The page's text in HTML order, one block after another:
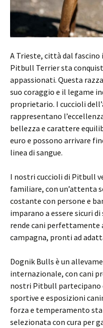
A Trieste, città dal fascino
Pitbull Terrier sta
appassionati. Questa
suo coraggio e il legame
proprietario. I cuccioli
rappresentano
bellezza e carattere
euro e possono arrivare
linea di sangue.
I nostri cuccioli di Pitbull
familiare, con un’attenta
costante con persone e
imparano a essere sicuri
rende cani
campagna, pronti ad
Dognik Bulls è un
internazionale, con cani
nostri Pitbull partecipano
sportive e esposizioni
forza e temperamento
selezionata con cura per